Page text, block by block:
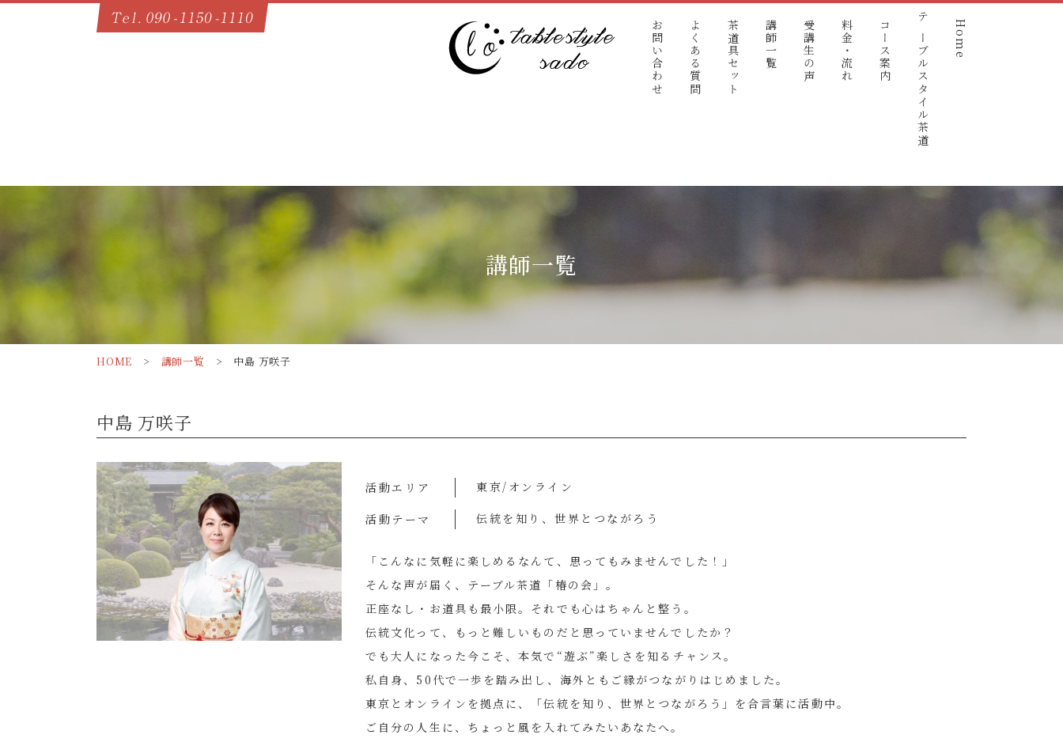
Home
テーブルスタイル茶道
コース案内
料金・流れ
受講生の声
講師一覧
茶道具セット
よくある質問
お問い合わせ
講師一覧
HOME > 講師一覧 > 中島 万咲子
中島 万咲子
活動エリア 東京/オンライン
活動テーマ 伝統を知り、世界とつながろう
「こんなに気軽に楽しめるなんて、思ってもみませんでした！」
そんな声が届く、テーブル茶道「椿の会」。
正座なし・お道具も最小限。それでも心はちゃんと整う。
伝統文化って、もっと難しいものだと思っていませんでしたか？
でも大人になった今こそ、本気で“遊ぶ”楽しさを知るチャンス。
私自身、50代で一歩を踏み出し、海外ともご縁がつながりはじめました。
東京とオンラインを拠点に、「伝統を知り、世界とつながろう」を合言葉に活動中。
ご自分の人生に、ちょっと風を入れてみたいあなたへ。